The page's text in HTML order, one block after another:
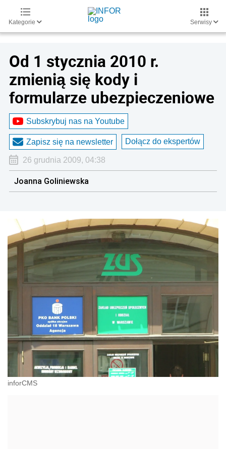
Kategorie Serwisy
Od 1 stycznia 2010 r.
zmienią się kody i
formularze ubezpieczeniowe
Subskrybuj nas na Youtube
Zapisz się na newsletter Dołącz do ekspertów
26 grudnia 2009, 04:38
Joanna Goliniewska
inforCMS